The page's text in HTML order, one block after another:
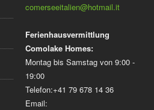
comerseeitalien@hotmail.it
Ferienhausvermittlung
Comolake Homes:
Montag bis Samstag von 9:00 -
19:00
Telefon:+41 79 678 14 36
Email: